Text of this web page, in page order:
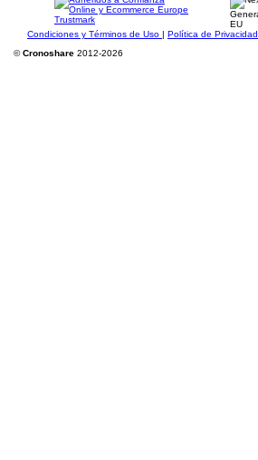
Condiciones y Términos de Uso | Política de Privacidad
©Cronoshare 2012-2026